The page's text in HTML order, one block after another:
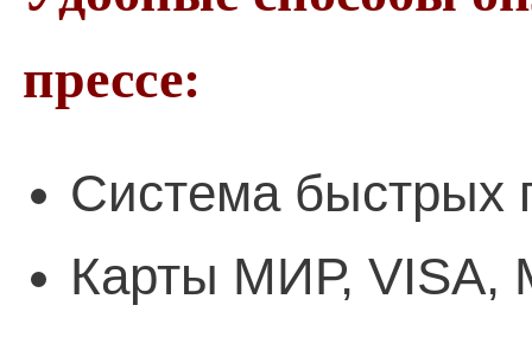
прессе:
Система быстрых
Карты МИР, VISA,